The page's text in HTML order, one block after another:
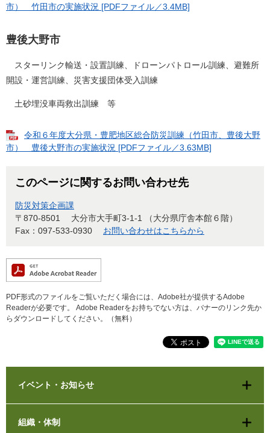
市） 竹田市の実施状況 [PDFファイル／3.4MB]
豊後大野市
スターリンク輸送・設置訓練、ドローンパトロール訓練、避難所
開設・運営訓練、災害支援団体受入訓練
土砂埋没車両救出訓練 等
令和６年度大分県・豊肥地区総合防災訓練（竹田市、豊後大野
市） 豊後大野市の実施状況 [PDFファイル／3.63MB]
このページに関するお問い合わせ先
防災対策企画課
〒870-8501
大分市大手町3-1-1 （大分県庁舎本館６階）
Fax：097-533-0930
お問い合わせはこちらから
PDF形式のファイルをご覧いただく場合には、Adobe社が提供するAdobe
Readerが必要です。
Adobe Readerをお持ちでない方は、バナーのリンク先か
らダウンロードしてください。（無料）
イベント・お知らせ
組織・体制